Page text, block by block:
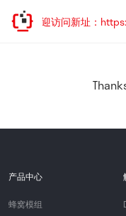
移，欢迎访问新址：
产品中心
蜂窝模组